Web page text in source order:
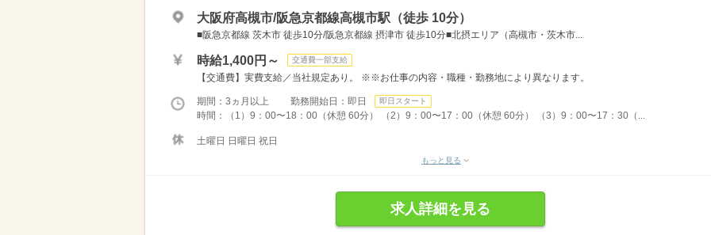
大阪府高槻市/阪急京都線高槻市駅（徒歩 10分）
■阪急京都線 茨木市 徒歩10分/阪急京都線 摂津市 徒歩10分■北摂エリア（高槻市・茨木市...
時給1,400円～ 交通費一部支給
【交通費】実費支給／当社規定あり。 ※※お仕事の内容・職種・勤務地により異なります。
期間：3ヵ月以上 勤務開始日：即日 即日スタート
時間：（1）9：00〜18：00（休憩 60分） （2）9：00〜17：00（休憩 60分） （3）9：00〜17：30（...
土曜日 日曜日 祝日
もっと見る
求人詳細を見る